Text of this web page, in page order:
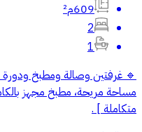
609م²
2
1
🔹 غرفتين وصالة ومطبخ ودورة
مساحة مريحة، مطبخ مجهز
متكاملة ] .